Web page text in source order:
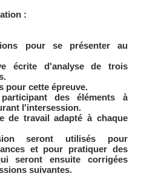
:
pour se présenter au
écrite d'analyse de trois
pour cette épreuve.
des éléments à
l'intersession.
de travail adapté à chaque
seront utilisés pour
et pour pratiquer des
seront ensuite corrigées
suivantes.